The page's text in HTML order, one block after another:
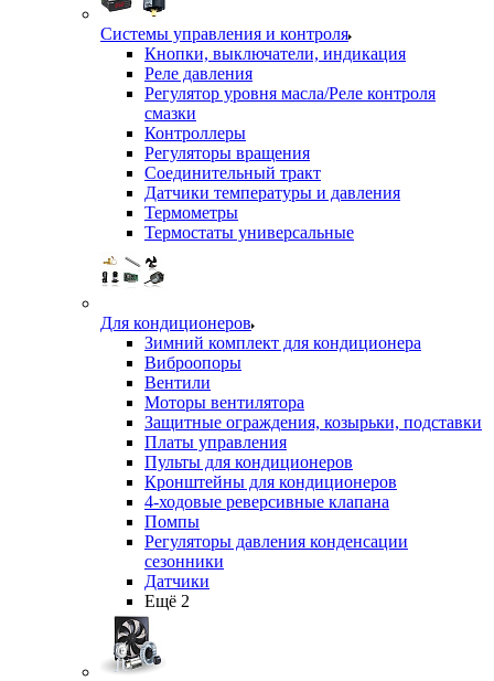
Системы управления и контроля
Кнопки, выключатели, индикация
Реле давления
Регулятор уровня масла/Реле контроля
смазки
Контроллеры
Регуляторы вращения
Соединительный тракт
Датчики температуры и давления
Термометры
Термостаты универсальные
Для кондиционеров
Зимний комплект для кондиционера
Виброопоры
Вентили
Моторы вентилятора
Защитные ограждения, козырьки, подставки
Платы управления
Пульты для кондиционеров
Кронштейны для кондиционеров
4-ходовые реверсивные клапана
Помпы
Регуляторы давления конденсации
сезонники
Датчики
Ещё 2